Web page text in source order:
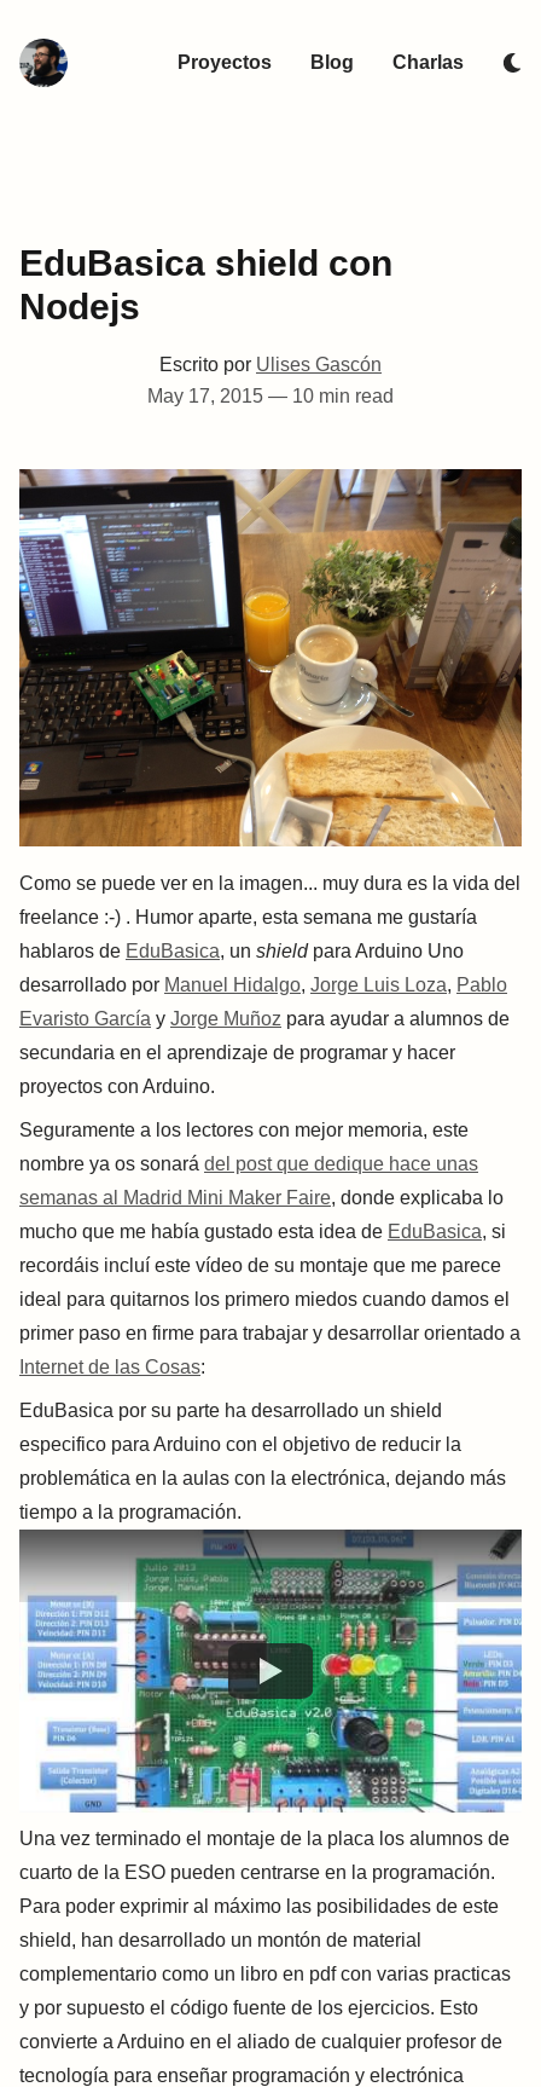
Proyectos Blog Charlas
EduBasica shield con
Nodejs
Escrito por Ulises Gascón
May 17, 2015 — 10 min read
Como se puede ver en la imagen... muy dura es la vida del
freelance :-) . Humor aparte, esta semana me gustaría
hablaros de EduBasica, un shieldpara Arduino Uno
desarrollado por Manuel Hidalgo, Jorge Luis Loza, Pablo
Evaristo García y Jorge Muñoz para ayudar a alumnos de
secundaria en el aprendizaje de programar y hacer
proyectos con Arduino.
Seguramente a los lectores con mejor memoria, este
nombre ya os sonará del post que dedique hace unas
semanas al Madrid Mini Maker Faire, donde explicaba lo
mucho que me había gustado esta idea de EduBasica, si
recordáis incluí este vídeo de su montaje que me parece
ideal para quitarnos los primero miedos cuando damos el
primer paso en firme para trabajar y desarrollar orientado a
Internet de las Cosas:
EduBasica por su parte ha desarrollado un shield
especifico para Arduino con el objetivo de reducir la
problemática en la aulas con la electrónica, dejando más
tiempo a la programación.
Una vez terminado el montaje de la placa los alumnos de
cuarto de la ESO pueden centrarse en la programación.
Para poder exprimir al máximo las posibilidades de este
shield, han desarrollado un montón de material
complementario como un libro en pdf con varias practicas
y por supuesto el código fuente de los ejercicios. Esto
convierte a Arduino en el aliado de cualquier profesor de
tecnología para enseñar programación y electrónica